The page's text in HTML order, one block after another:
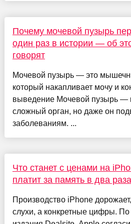
Почему мочевой пузырь
один раз в истории — об
говорят
Мочевой пузырь — это
который накапливает мочу и
выведение Мочевой пузырь —
сложный орган, но даже он
заболеваниям. ...
Что станет с ценами на
платит за память в два
Производство iPhone
слухи, а конкретные цифры.